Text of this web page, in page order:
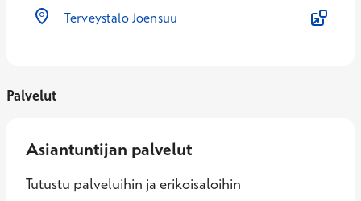
Terveystalo Joensuu
Palvelut
Asiantuntijan palvelut
Tutustu palveluihin ja erikoisaloihin